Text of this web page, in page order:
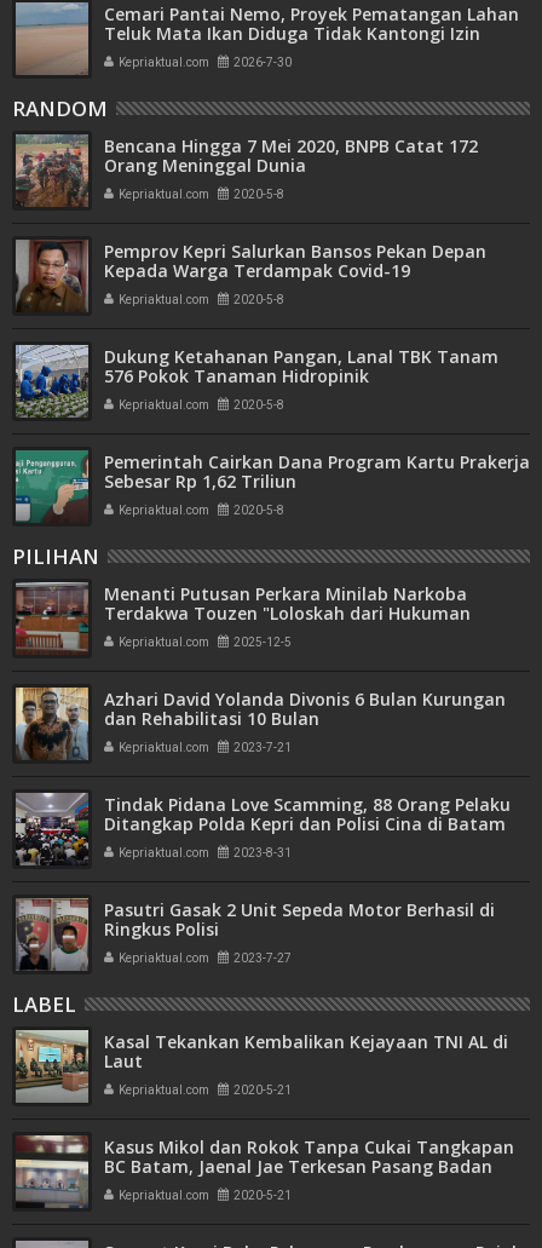
Cemari Pantai Nemo, Proyek Pematangan Lahan
Teluk Mata Ikan Diduga Tidak Kantongi Izin
Amdal
Kepriaktual.com 2026-7-30
RANDOM
Bencana Hingga 7 Mei 2020, BNPB Catat 172
Orang Meninggal Dunia
Kepriaktual.com 2020-5-8
Pemprov Kepri Salurkan Bansos Pekan Depan
Kepada Warga Terdampak Covid-19
Kepriaktual.com 2020-5-8
Dukung Ketahanan Pangan, Lanal TBK Tanam
576 Pokok Tanaman Hidropinik
Kepriaktual.com 2020-5-8
Pemerintah Cairkan Dana Program Kartu Prakerja
Sebesar Rp 1,62 Triliun
Kepriaktual.com 2020-5-8
PILIHAN
Menanti Putusan Perkara Minilab Narkoba
Terdakwa Touzen "Loloskah dari Hukuman
Seumur Hidup atau Mati"
Kepriaktual.com 2025-12-5
Azhari David Yolanda Divonis 6 Bulan Kurungan
dan Rehabilitasi 10 Bulan
Kepriaktual.com 2023-7-21
Tindak Pidana Love Scamming, 88 Orang Pelaku
Ditangkap Polda Kepri dan Polisi Cina di Batam
Kepriaktual.com 2023-8-31
Pasutri Gasak 2 Unit Sepeda Motor Berhasil di
Ringkus Polisi
Kepriaktual.com 2023-7-27
LABEL
Kasal Tekankan Kembalikan Kejayaan TNI AL di
Laut
Kepriaktual.com 2020-5-21
Kasus Mikol dan Rokok Tanpa Cukai Tangkapan
BC Batam, Jaenal Jae Terkesan Pasang Badan
Kepriaktual.com 2020-5-21